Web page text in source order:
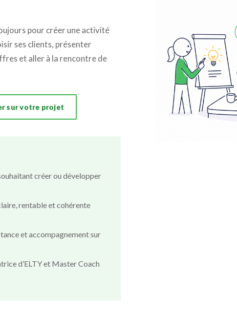
pour créer une activité
ses clients, présenter
et aller à la rencontre de
sur votre projet
créer ou développer
rentable et cohérente
et accompagnement sur
d’ELTY et Master Coach